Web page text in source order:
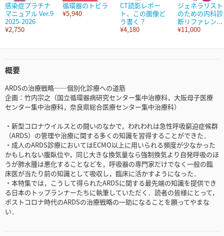
感染症プラチナ
マニュアル Ver.9
2025-2026
¥2,750
循環器のトビラ
¥5,940
CT読影レポー
ト、この画像ど
う書く？
¥4,180
ジェネラリスト
のための内科診
断リファレン...
¥11,000
概要
ARDSの治療戦略――個別化診療への道筋
企画：竹内宗之（国立循環器病研究センター集中治療科，大阪母子医療
センター集中治療科，奈良県総合医療センター集中治療科）
・新型コロナウイルスとの闘いのなかで，われわれは急性呼吸窮迫症候群
（ARDS）の管理や治療に関する多くの知識を習得することができた．
・成人のARDS診療においてはECMO以上に用いられる頻度が少なかった
かもしれない腹臥位や，同じ大きな換気量なら強制換気より自発呼吸のほ
うが肺水腫は悪化することなどを，呼吸器の専門家だけでなく一般の臨
床医が当たり前の知識として吸収し，臨床に活かすようになった．
・本特集では，こうして得られたARDSに関する最先端の知識を提供でき
る日本のトップランナーたちに執筆していただく．読者の皆様にとって，
ポストコロナ時代のARDSの治療戦略の一助になることを願ってやまな
い．